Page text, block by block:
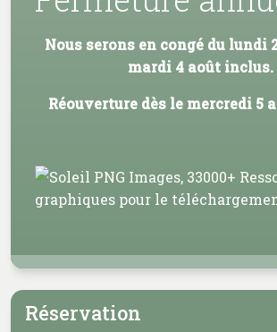
Nous serons en congé du lundi
mardi 4 août inclus.
Réouverture dès le mercredi 5
Réservation